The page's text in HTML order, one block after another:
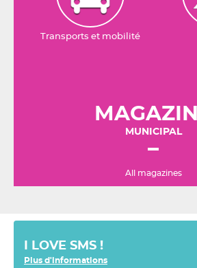
Transports et mobilité
MUNICIPAL
All magazines
I LOVE SMS !
Plus d'informations